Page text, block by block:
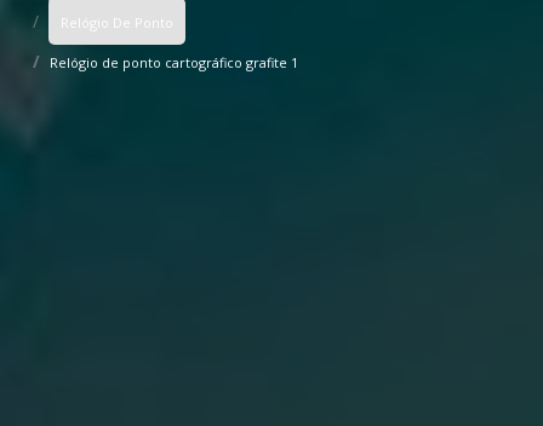
Relógio De Ponto
Relógio de ponto cartográfico grafite 1